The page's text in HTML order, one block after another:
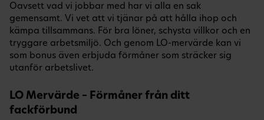
Oavsett vad vi jobbar med har vi alla en sak
gemensamt. Vi vet att vi tjänar på att hålla ihop och
kämpa tillsammans. För bra löner, schysta villkor och en
tryggare arbetsmiljö. Och genom LO-mervärde kan vi
som bonus även erbjuda förmåner som sträcker sig
utanför arbetslivet.
LO Mervärde – Förmåner från ditt
fackförbund